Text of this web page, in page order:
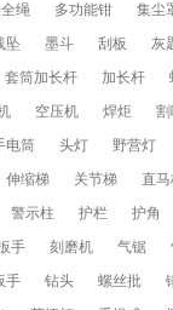
绳 多功能钳
集尘
坠 墨斗 刮板
灰
套筒加长杆 加长杆
空压机 焊炬
电筒 头灯
野营灯
伸缩梯 关节梯
直
警示柱 护栏
护角
手 刻磨机 气锯
手 钻头 螺丝批